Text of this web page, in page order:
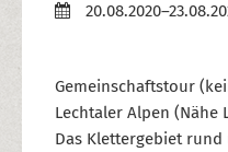
Gemeinschaftstour
Lechtaler Alpen (Nähe
Das Klettergebiet